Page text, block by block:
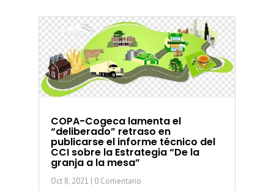
COPA-Cogeca lamenta el
“deliberado” retraso en
publicarse el informe técnico del
CCI sobre la Estrategia “De la
granja a la mesa”
Oct 8, 2021 | 0 Comentario